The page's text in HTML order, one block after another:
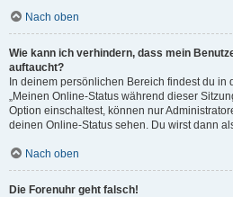
Nach oben
Wie kann ich verhindern, dass mein
auftaucht?
In deinem persönlichen Bereich findest du in
„Meinen Online-Status während dieser
Option einschaltest, können nur
deinen Online-Status sehen. Du wirst dann
Nach oben
Die Forenuhr geht falsch!